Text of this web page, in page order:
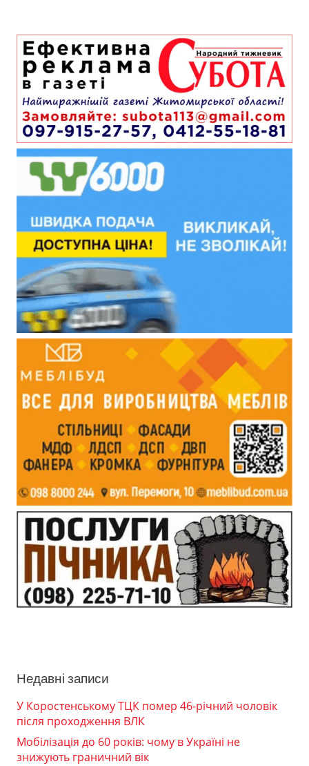
Недавні записи
У Коростенському ТЦК помер 46-річний чоловік
після проходження ВЛК
Мобілізація до 60 років: чому в Україні не
знижують граничний вік